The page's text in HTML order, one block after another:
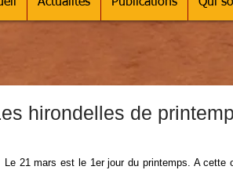
hirondelles de
Le 21 mars est le 1er jour du printemps. A